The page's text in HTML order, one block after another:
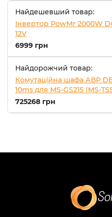
Найдешевший товар:
Інвертор PowMr 2000W
12V
6999 грн
Найдорожчий товар:
Комутаційна шафа АВР
10ms для MS-GS215 (MS-
725268 грн